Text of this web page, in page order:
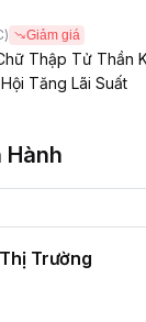
Giảm giá
Thập Tử Thần
Tăng Lãi Suất
Hành
Trường